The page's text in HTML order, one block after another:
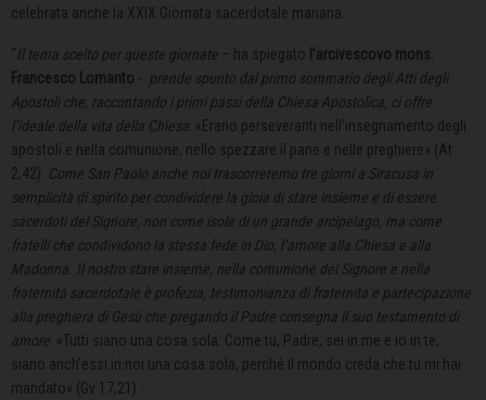
celebrata anche la XXIX Giornata sacerdotale mariana.
“Il tema scelto per queste giornate – ha spiegato l’arcivescovo mons.
Francesco Lomanto -. prende spunto dal primo sommario degli Atti degli
Apostoli che, raccontando i primi passi della Chiesa Apostolica, ci offre
l’ideale della vita della Chiesa: «Erano perseveranti nell’insegnamento degli
apostoli e nella comunione, nello spezzare il pane e nelle preghiere» (At
2,42). Come San Paolo anche noi trascorreremo tre giorni a Siracusa in
semplicità di spirito per condividere la gioia di stare insieme e di essere
sacerdoti del Signore, non come isole di un grande arcipelago, ma come
fratelli che condividono la stessa fede in Dio, l’amore alla Chiesa e alla
Madonna. Il nostro stare insieme, nella comunione del Signore e nella
fraternità sacerdotale è profezia, testimonianza di fraternità e partecipazione
alla preghiera di Gesù che pregando il Padre consegna il suo testamento di
amore: «Tutti siano una cosa sola. Come tu, Padre, sei in me e io in te,
siano anch’essi in noi una cosa sola, perché il mondo creda che tu mi hai
mandato» (Gv 17,21).